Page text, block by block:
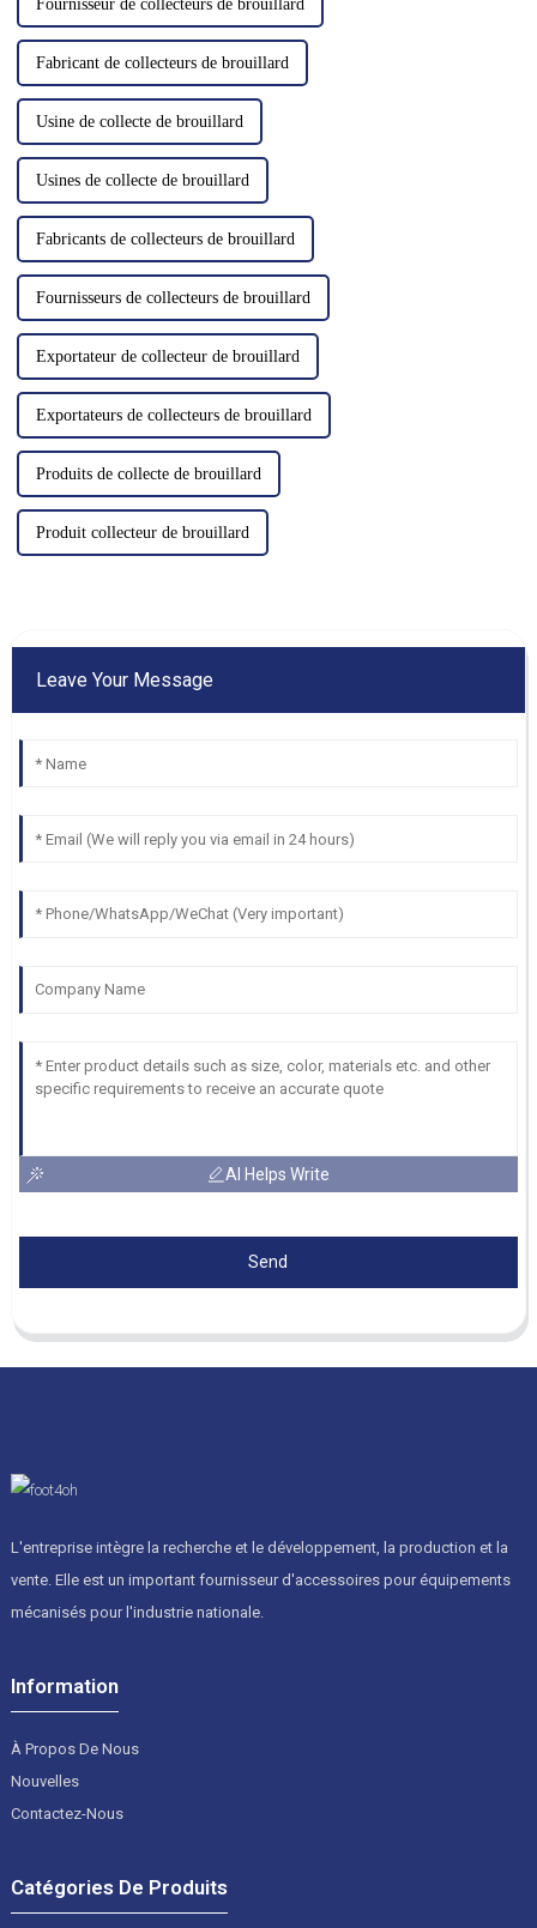
Fournisseur de collecteurs de brouillard
Fabricant de collecteurs de brouillard
Usine de collecte de brouillard
Usines de collecte de brouillard
Fabricants de collecteurs de brouillard
Fournisseurs de collecteurs de brouillard
Exportateur de collecteur de brouillard
Exportateurs de collecteurs de brouillard
Produits de collecte de brouillard
Produit collecteur de brouillard
Leave Your Message
AI Helps Write
Send
L'entreprise intègre la recherche et le développement, la production et la
vente. Elle est un important fournisseur d'accessoires pour équipements
mécanisés pour l'industrie nationale.
Information
À Propos De Nous
Nouvelles
Contactez-Nous
Catégories De Produits